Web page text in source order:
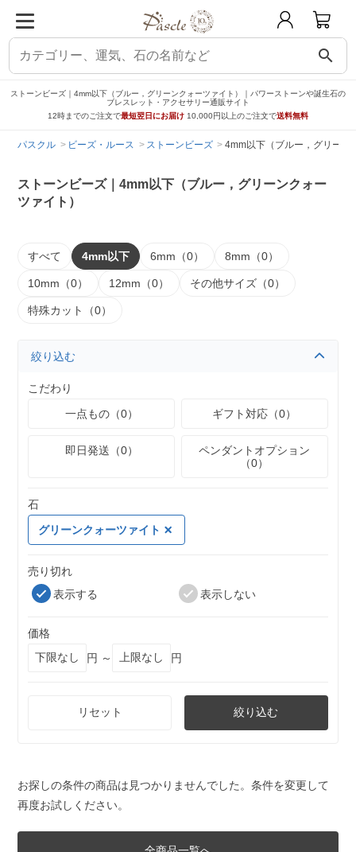
search
ストーンビーズ｜4mm以下（ブルー，グリーンクォーツァイト）｜パワーストーンや誕生石の
ブレスレット・アクセサリー通販サイト
12時までのご注文で最短翌日にお届け 10,000円以上のご注文で送料無料
パスクル ビーズ・ルース ストーンビーズ 4mm以下（ブルー，グリーン
ストーンビーズ｜4mm以下（ブルー，グリーンクォー
ツァイト）
すべて 4mm以下 6mm（0） 8mm（0）
10mm（0） 12mm（0） その他サイズ（0）
特殊カット（0）
絞り込む
こだわり
一点もの（0）
ギフト対応（0）
即日発送（0）
ペンダントオプション
（0）
石
グリーンクォーツァイト
売り切れ
表示する
表示しない
価格
円 ～
円
リセット 絞り込む
お探しの条件の商品は見つかりませんでした。条件を変更して
再度お試しください。